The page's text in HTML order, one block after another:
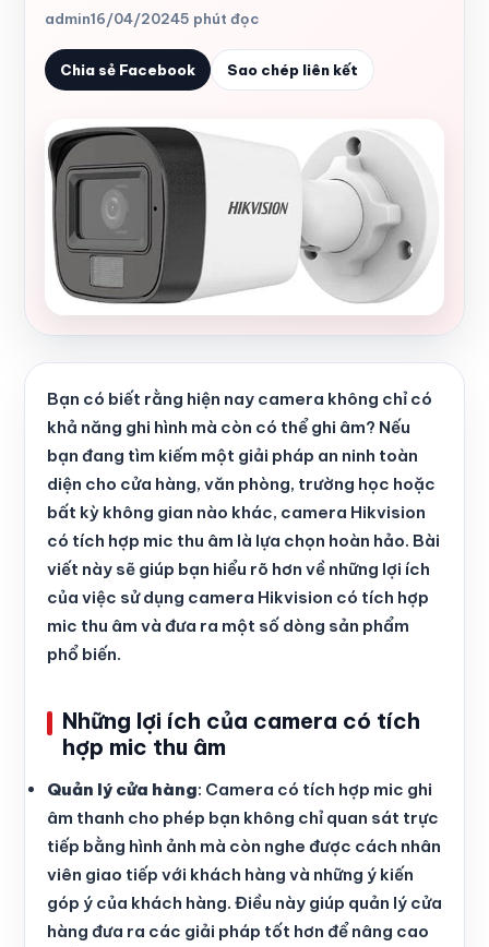
admin16/04/20245 phút đọc
Chia sẻ Facebook Sao chép liên kết
Bạn có biết rằng hiện nay camera không chỉ có
khả năng ghi hình mà còn có thể ghi âm? Nếu
bạn đang tìm kiếm một giải pháp an ninh toàn
diện cho cửa hàng, văn phòng, trường học hoặc
bất kỳ không gian nào khác, camera Hikvision
có tích hợp mic thu âm là lựa chọn hoàn hảo. Bài
viết này sẽ giúp bạn hiểu rõ hơn về những lợi ích
của việc sử dụng camera Hikvision có tích hợp
mic thu âm và đưa ra một số dòng sản phẩm
phổ biến.
Những lợi ích của camera có tích
hợp mic thu âm
Quản lý cửa hàng: Camera có tích hợp mic ghi
âm thanh cho phép bạn không chỉ quan sát trực
tiếp bằng hình ảnh mà còn nghe được cách nhân
viên giao tiếp với khách hàng và những ý kiến
góp ý của khách hàng. Điều này giúp quản lý cửa
hàng đưa ra các giải pháp tốt hơn để nâng cao